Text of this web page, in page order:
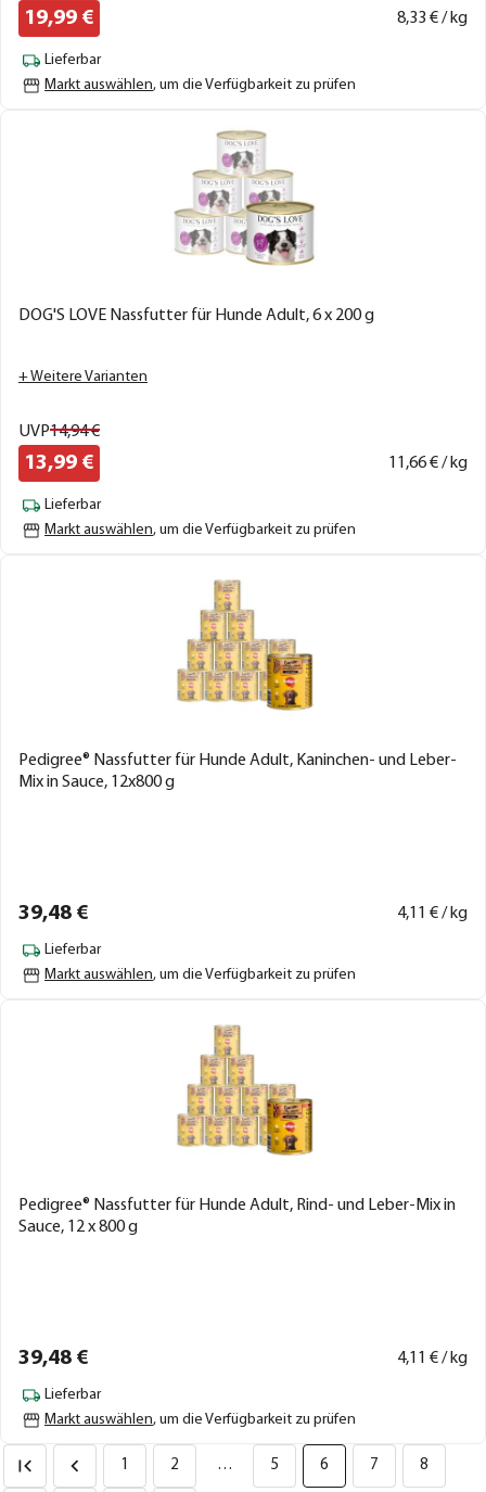
19,99 € 8,33 € / kg
Lieferbar
Markt auswählen, um die Verfügbarkeit zu prüfen
DOG'S LOVE Nassfutter für Hunde Adult, 6 x 200 g
+ Weitere Varianten
UVP14,94€
13,99 € 11,66€ / kg
Lieferbar
Markt auswählen, um die Verfügbarkeit zu prüfen
Pedigree® Nassfutter für Hunde Adult, Kaninchen- und Leber-
Mix in Sauce, 12x800 g
39,48 € 4,11 € / kg
Lieferbar
Markt auswählen, um die Verfügbarkeit zu prüfen
Pedigree® Nassfutter für Hunde Adult, Rind- und Leber-Mix in
Sauce, 12 x 800 g
39,48 € 4,11 € / kg
Lieferbar
Markt auswählen, um die Verfügbarkeit zu prüfen
1 2 … 5 6 7 8